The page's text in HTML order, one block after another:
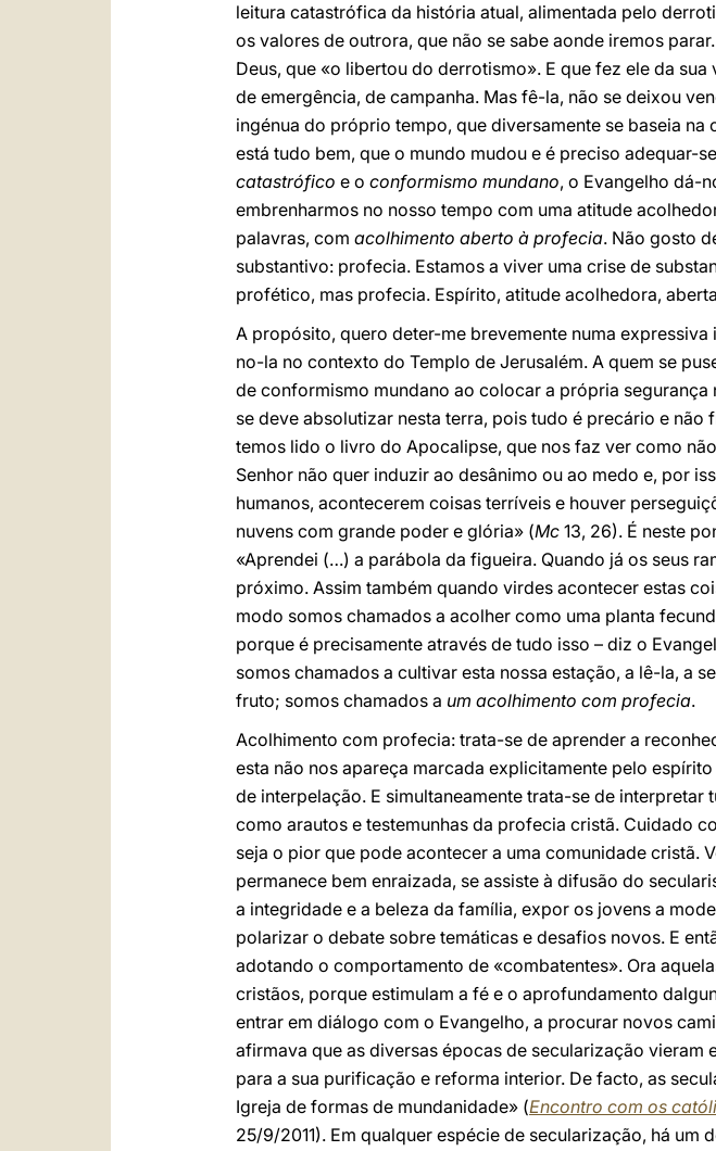
leitura catastrófica da história atual, alimentada pelo
os valores de outrora, que não se sabe aonde iremos
Deus, que «o libertou do derrotismo». E que fez ele da
de emergência, de campanha. Mas fê-la, não se deixou
ingénua do próprio tempo, que diversamente se baseia
está tudo bem, que o mundo mudou e é preciso adequar-
catastrófico e o conformismo mundano, o Evangelho dá-
embrenharmos no nosso tempo com uma atitude
palavras, com acolhimento aberto à profecia. Não gosto
substantivo: profecia. Estamos a viver uma crise de
profético, mas profecia. Espírito, atitude acolhedora,
A propósito, quero deter-me brevemente numa
no-la no contexto do Templo de Jerusalém. A quem se
de conformismo mundano ao colocar a própria
se deve absolutizar nesta terra, pois tudo é precário e
temos lido o livro do Apocalipse, que nos faz ver como
Senhor não quer induzir ao desânimo ou ao medo e, por
humanos, acontecerem coisas terríveis e houver
nuvens com grande poder e glória» (Mc 13, 26). É neste
«Aprendei (…) a parábola da figueira. Quando já os seus
próximo. Assim também quando virdes acontecer estas
modo somos chamados a acolher como uma planta
porque é precisamente através de tudo isso – diz o
somos chamados a cultivar esta nossa estação, a lê-la, a
fruto; somos chamados a um acolhimento com profecia.
Acolhimento com profecia: trata-se de aprender a
esta não nos apareça marcada explicitamente pelo
de interpelação. E simultaneamente trata-se de interpretar
como arautos e testemunhas da profecia cristã. Cuidado
seja o pior que pode acontecer a uma comunidade cristã.
permanece bem enraizada, se assiste à difusão do
a integridade e a beleza da família, expor os jovens a
polarizar o debate sobre temáticas e desafios novos. E
adotando o comportamento de «combatentes». Ora
cristãos, porque estimulam a fé e o aprofundamento
entrar em diálogo com o Evangelho, a procurar novos
afirmava que as diversas épocas de secularização
para a sua purificação e reforma interior. De facto, as
Igreja de formas de mundanidade» (Encontro com os
25/9/2011). Em qualquer espécie de secularização, há